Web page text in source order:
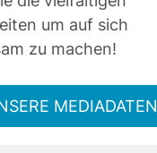
um auf sich
zu machen!
MEDIADATEN